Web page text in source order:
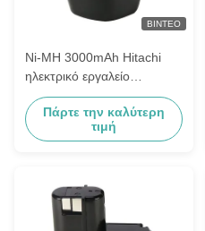
ΒΊΝΤΕΟ
Ni-MH 3000mAh Hitachi
ηλεκτρικό εργαλείο
μπαταρία Eb 920HS Eb 9h
Eb 926h
Πάρτε την καλύτερη
τιμή